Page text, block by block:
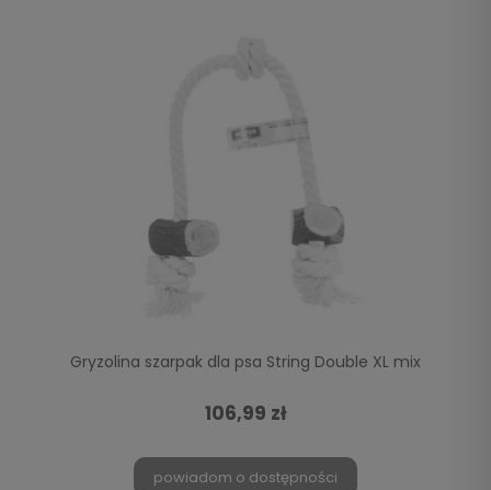
Gryzolina szarpak dla psa String Double XL mix
106,99 zł
powiadom o dostępności